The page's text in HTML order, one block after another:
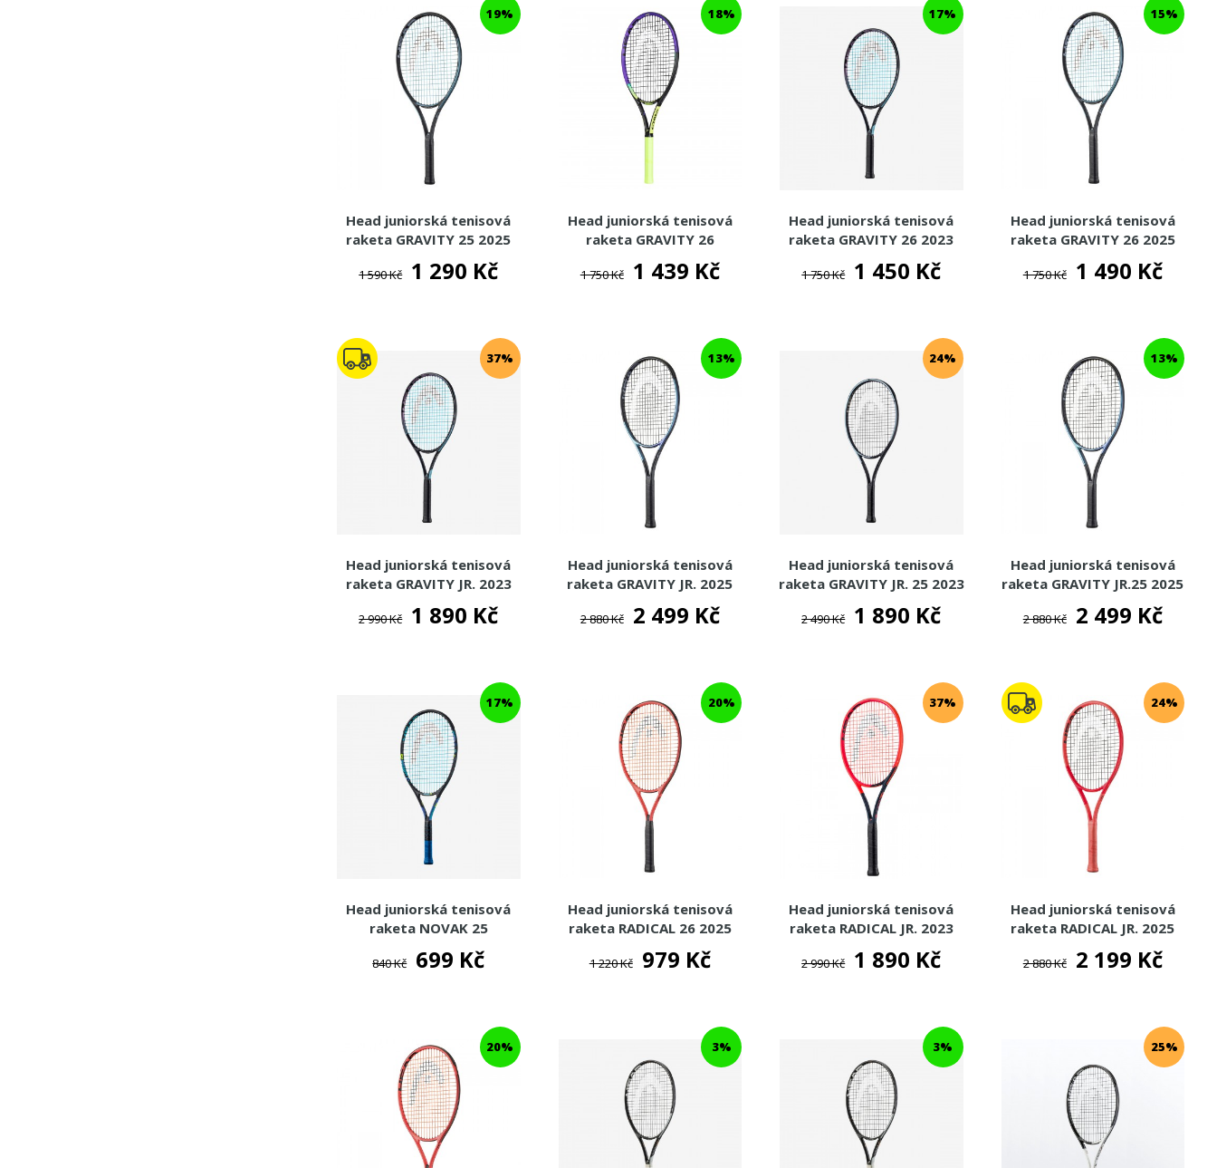
19%
Head juniorská tenisová
raketa GRAVITY 25 2025
1 590 Kč 1 290 Kč
18%
Head juniorská tenisová
raketa GRAVITY 26
1 750 Kč 1 439 Kč
17%
Head juniorská tenisová
raketa GRAVITY 26 2023
1 750 Kč 1 450 Kč
15%
Head juniorská tenisová
raketa GRAVITY 26 2025
1 750 Kč 1 490 Kč
37%
Head juniorská tenisová
raketa GRAVITY JR. 2023
2 990 Kč 1 890 Kč
13%
Head juniorská tenisová
raketa GRAVITY JR. 2025
2 880 Kč 2 499 Kč
24%
Head juniorská tenisová
raketa GRAVITY JR. 25 2023
2 490 Kč 1 890 Kč
13%
Head juniorská tenisová
raketa GRAVITY JR.25 2025
2 880 Kč 2 499 Kč
17%
Head juniorská tenisová
raketa NOVAK 25
840 Kč 699 Kč
20%
Head juniorská tenisová
raketa RADICAL 26 2025
1 220 Kč 979 Kč
37%
Head juniorská tenisová
raketa RADICAL JR. 2023
2 990 Kč 1 890 Kč
24%
Head juniorská tenisová
raketa RADICAL JR. 2025
2 880 Kč 2 199 Kč
20% 3% 3% 25%